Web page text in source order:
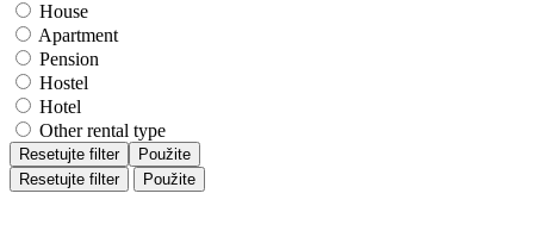
House
Apartment
Pension
Hostel
Hotel
Other rental type
Resetujte filter
Použite
Resetujte filter
Použite